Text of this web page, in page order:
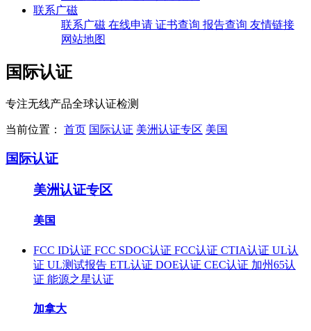
联系广磁
联系广磁 在线申请 证书查询 报告查询 友情链接
网站地图
国际认证
专注无线产品全球认证检测
当前位置： 首页 国际认证 美洲认证专区 美国
国际认证
美洲认证专区
美国
FCC ID认证 FCC SDOC认证 FCC认证 CTIA认证 UL认
证 UL测试报告 ETL认证 DOE认证 CEC认证 加州65认
证 能源之星认证
加拿大